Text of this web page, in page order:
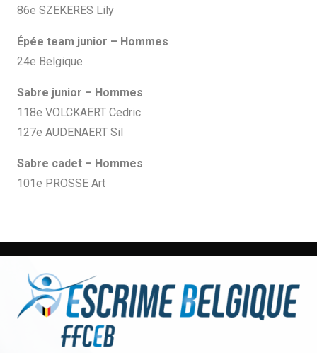
86e SZEKERES Lily
Épée team junior – Hommes
24e Belgique
Sabre junior – Hommes
118e VOLCKAERT Cedric
127e AUDENAERT Sil
Sabre cadet – Hommes
101e PROSSE Art